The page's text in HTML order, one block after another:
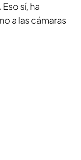
Eso sí, ha
a las cámaras